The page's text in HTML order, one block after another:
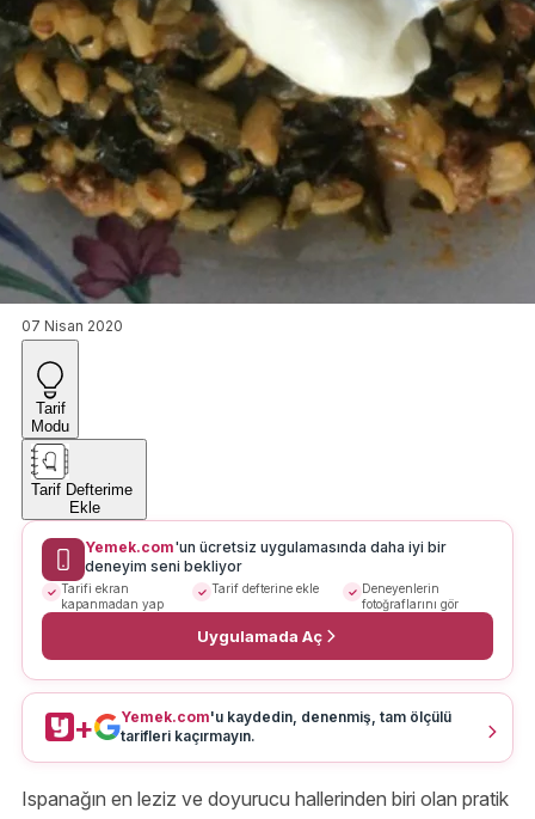
07 Nisan 2020
Tarif
Modu
Tarif Defterime
Ekle
Yemek.com'un ücretsiz uygulamasında daha iyi bir
deneyim seni bekliyor
Tarifi ekran
kapanmadan yap
Tarif defterine ekle
Deneyenlerin
fotoğraflarını gör
Uygulamada Aç
+ Yemek.com'u kaydedin, denenmiş, tam ölçülü
tarifleri kaçırmayın.
Ispanağın en leziz ve doyurucu hallerinden biri olan pratik